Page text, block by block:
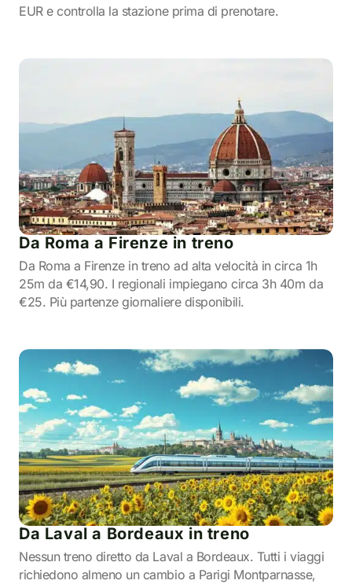
EUR e controlla la stazione prima di prenotare.
Da Roma a Firenze in treno
Da Roma a Firenze in treno ad alta velocità in circa 1h
25m da €14,90. I regionali impiegano circa 3h 40m da
€25. Più partenze giornaliere disponibili.
Da Laval a Bordeaux in treno
Nessun treno diretto da Laval a Bordeaux. Tutti i viaggi
richiedono almeno un cambio a Parigi Montparnasse,